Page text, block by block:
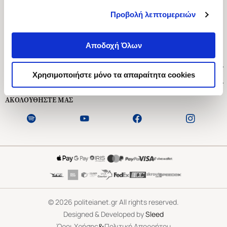
Προβολή λεπτομερειών
Αποδοχή Όλων
Χρησιμοποιήστε μόνο τα απαραίτητα cookies
Ασκληπιού 1-3, Αθήνα 106 79
Δευτέρα - Παρασκευή 09:00-21:00
Εξυπηρέτηση Πελατών
ΑΚΟΛΟΥΘΗΣΤΕ ΜΑΣ
©2026 politeianet.gr All rights reserved.
Designed & Developed bySleed